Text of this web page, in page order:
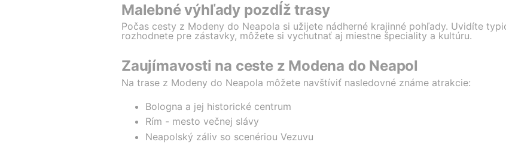
Malebné výhľady pozdĺž trasy
Počas cesty z Modeny do Neapola si užijete nádherné krajinné pohľady. Uvidíte
rozhodnete pre zástavky, môžete si vychutnať aj miestne špeciality a kultúru.
Zaujímavosti na ceste z Modena do Neapol
Na trase z Modeny do Neapola môžete navštíviť nasledovné známe atrakcie:
Bologna a jej historické centrum
Rím - mesto večnej slávy
Neapolský záliv so scenériou Vezuvu